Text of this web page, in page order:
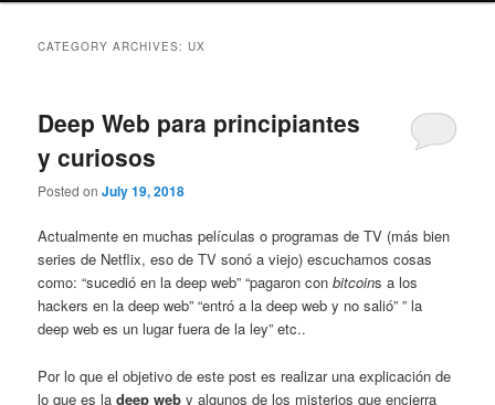
CATEGORY ARCHIVES:UX
Deep Web para principiantes
y curiosos
Posted onJuly 19, 2018
Actualmente en muchas películas o programas de TV (más bien
series de Netflix, eso de TV sonó a viejo) escuchamos cosas
como: “sucedió en la deep web” “pagaron conbitcoins a los
hackers en la deep web” “entró a la deep web y no salió” ” la
deep web es un lugar fuera de la ley” etc..
Por lo que el objetivo de este post es realizar una explicación de
lo que es ladeep web y algunos de los misterios que encierra